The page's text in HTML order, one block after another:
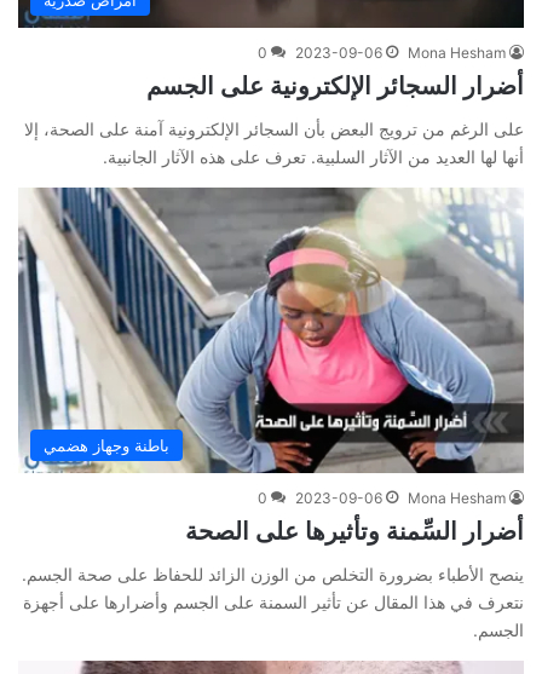
Mona Hesham
2023-09-06
0
أضرار السجائر الإلكترونية على الجسم
على الرغم من ترويج البعض بأن السجائر الإلكترونية آمنة على الصحة، إلا
أنها لها العديد من الآثار السلبية. تعرف على هذه الآثار الجانبية.
باطنة وجهاز هضمي
Mona Hesham
2023-09-06
0
أضرار السِّمنة وتأثيرها على الصحة
ينصح الأطباء بضرورة التخلص من الوزن الزائد للحفاظ على صحة الجسم.
نتعرف في هذا المقال عن تأثير السمنة على الجسم وأضرارها على أجهزة
الجسم.